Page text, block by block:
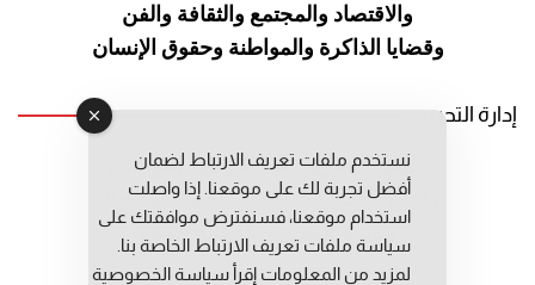
والاقتصاد والمجتمع والثقافة والفن
وقضايا الذاكرة والمواطنة وحقوق الإنسان
إدارة التحرير
رئيس التحرير: عبد الرحيم التوراني
رئيس التحرير المساعد: المعطي قبال
مديرة التحرير: فاطمة حوحو
نستخدم ملفات تعريف الارتباط لضمان
أفضل تجربة لك على موقعنا. إذا واصلت
استخدام موقعنا، فسنفترض موافقتك على
سياسة ملفات تعريف الارتباط الخاصة بنا.
لمزيد من المعلومات إقرأ سياسة الخصوصية